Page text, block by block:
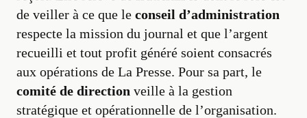
de veiller à ce que le conseil d’administration
respecte la mission du journal et que l’argent
recueilli et tout profit généré soient consacrés
aux opérations de La Presse. Pour sa part, le
comité de direction veille à la gestion
stratégique et opérationnelle de l’organisation.